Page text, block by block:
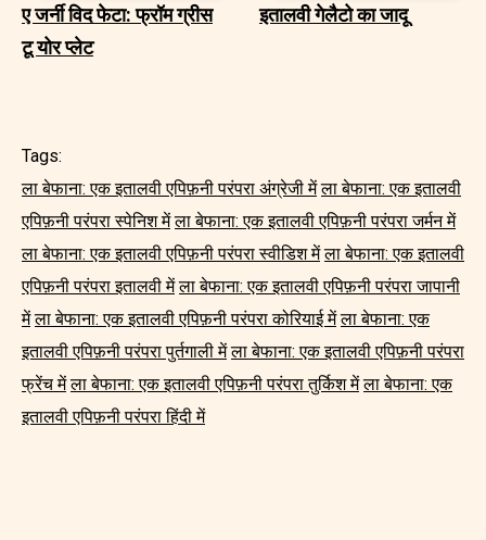
ए जर्नी विद फेटा: फ्रॉम ग्रीस
टू योर प्लेट
इतालवी गेलैटो का जादू
Tags:
ला बेफाना: एक इतालवी एपिफ़नी परंपरा अंग्रेजी में ला बेफाना: एक इतालवी
एपिफ़नी परंपरा स्पेनिश में ला बेफाना: एक इतालवी एपिफ़नी परंपरा जर्मन में
ला बेफाना: एक इतालवी एपिफ़नी परंपरा स्वीडिश में ला बेफाना: एक इतालवी
एपिफ़नी परंपरा इतालवी में ला बेफाना: एक इतालवी एपिफ़नी परंपरा जापानी
में ला बेफाना: एक इतालवी एपिफ़नी परंपरा कोरियाई में ला बेफाना: एक
इतालवी एपिफ़नी परंपरा पुर्तगाली में ला बेफाना: एक इतालवी एपिफ़नी परंपरा
फ्रेंच में ला बेफाना: एक इतालवी एपिफ़नी परंपरा तुर्किश में ला बेफाना: एक
इतालवी एपिफ़नी परंपरा हिंदी में